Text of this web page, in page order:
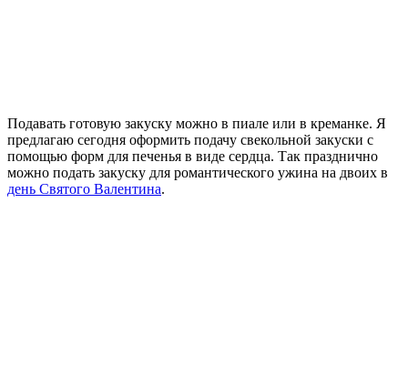
Подавать готовую закуску можно в пиале или в креманке. Я
предлагаю сегодня оформить подачу свекольной закуски с
помощью форм для печенья в виде сердца. Так празднично
можно подать закуску для романтического ужина на двоих в
день Святого Валентина.